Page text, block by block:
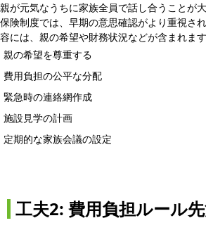
親が元気なうちに家族全員で話し合うことが
保険制度では、早期の意思確認がより重視さ
容には、親の希望や財務状況などが含まれます
親の希望を尊重する
費用負担の公平な分配
緊急時の連絡網作成
施設見学の計画
定期的な家族会議の設定
工夫2: 費用負担ルール